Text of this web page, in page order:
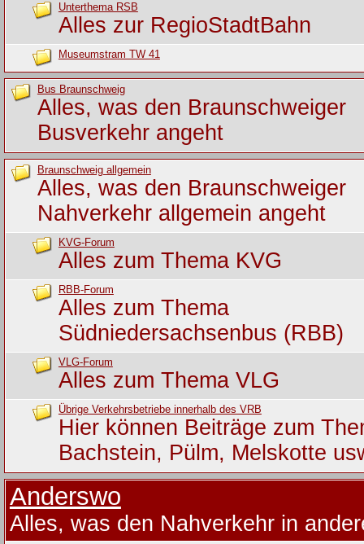
Unterthema RSB
Alles zur RegioStadtBahn
Museumstram TW 41
Bus Braunschweig
Alles, was den Braunschweiger
Busverkehr angeht
Braunschweig allgemein
Alles, was den Braunschweiger
Nahverkehr allgemein angeht
KVG-Forum
Alles zum Thema KVG
RBB-Forum
Alles zum Thema
Südniedersachsenbus (RBB)
VLG-Forum
Alles zum Thema VLG
Übrige Verkehrsbetriebe innerhalb des VRB
Hier können Beiträge zum
Bachstein, Pülm, Melskotte
Anderswo
Alles, was den Nahverkehr in